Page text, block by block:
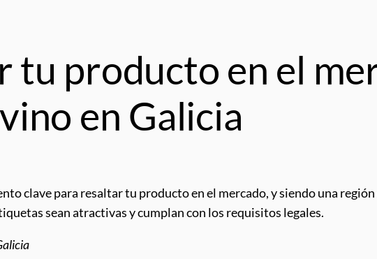
tu producto en el
en Galicia
clave para resaltar tu producto en el mercado, y siendo una
sean atractivas y cumplan con los requisitos legales.